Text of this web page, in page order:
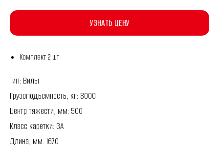
УЗНАТЬ ЦЕНУ
Комплект 2 шт
Тип: Вилы
Грузоподъемность, кг: 8000
Центр тяжести, мм: 500
Класс каретки: 3A
Длина, мм: 1670